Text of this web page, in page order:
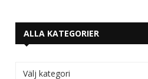
ALLA KATEGORIER